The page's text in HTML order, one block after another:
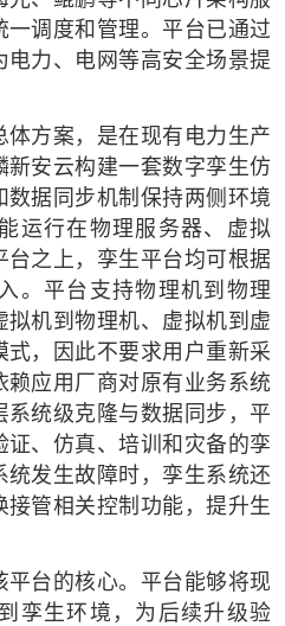
一调度和管理。平台已通过
力、电网等高安全场景提
体方案，是在现有电力生产
新安云构建一套数字孪生仿
数据同步机制保持两侧环境
运行在物理服务器、虚拟
台之上，孪生平台均可根据
。平台支持物理机到物理
机到物理机、虚拟机到虚
，因此不要求用户重新采
赖应用厂商对原有业务系统
系统级克隆与数据同步，平
证、仿真、培训和灾备的孪
统发生故障时，孪生系统还
接管相关控制功能，提升生
平台的核心。平台能够将现
孪生环境，为后续升级验